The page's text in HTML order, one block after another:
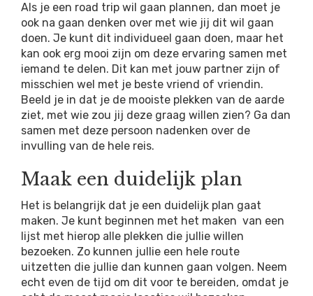
Als je een road trip wil gaan plannen, dan moet je
ook na gaan denken over met wie jij dit wil gaan
doen. Je kunt dit individueel gaan doen, maar het
kan ook erg mooi zijn om deze ervaring samen met
iemand te delen. Dit kan met jouw partner zijn of
misschien wel met je beste vriend of vriendin.
Beeld je in dat je de mooiste plekken van de aarde
ziet, met wie zou jij deze graag willen zien? Ga dan
samen met deze persoon nadenken over de
invulling van de hele reis.
Maak een duidelijk plan
Het is belangrijk dat je een duidelijk plan gaat
maken. Je kunt beginnen met het maken van een
lijst met hierop alle plekken die jullie willen
bezoeken. Zo kunnen jullie een hele route
uitzetten die jullie dan kunnen gaan volgen. Neem
echt even de tijd om dit voor te bereiden, omdat je